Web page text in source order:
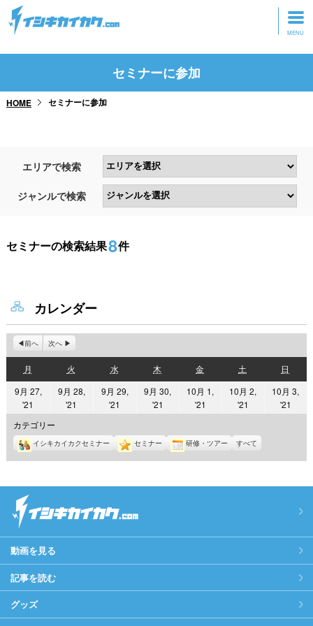
トップページ
研修・ツアーに参加
セミナーに参加
HOME セミナーに参加
エリアで検索
ジャンルで検索
セミナーの検索結果8件
カレンダー
前へ 次へ
月
曜
日
火
曜
日
水水
曜
日
木
曜
日
金金
曜
日
土
曜
日
日
曜
日
9月 27,
'21
年
9
月
27
9月 28,
'21
9
月
28
9月 29,
'21
9
月
29
9月 30,
'21
9
月
30
10月 1,
'21
10
月
1
10月 2,
'21
10
月
2
10月 3,
'21
3
カテゴリー
イシキカイカクセミナー セミナー 研修・ツアー すべて
動画を見る
記事を読む
グッズ